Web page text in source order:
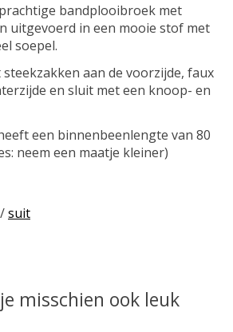
bandplooibroek met
uitgevoerd in een mooie stof met
soepel.
aan de voorzijde, faux
en sluit met een knoop- en
een binnenbeenlengte van 80
neem een maatje kleiner)
/suit
misschien ook leuk